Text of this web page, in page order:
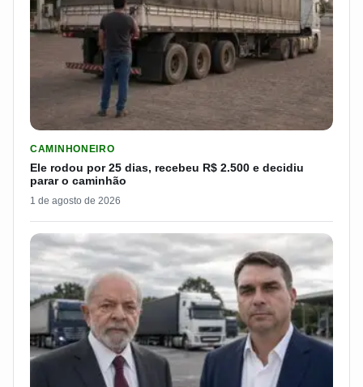
CAMINHONEIRO
Ele rodou por 25 dias, recebeu R$ 2.500 e decidiu
parar o caminhão
1 de agosto de 2026